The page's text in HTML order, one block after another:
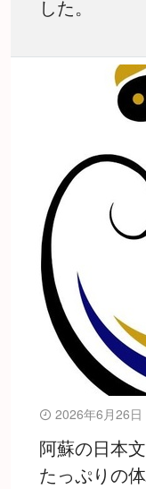
した。
2026年6月26日
阿蘇の日本
たっぷりの